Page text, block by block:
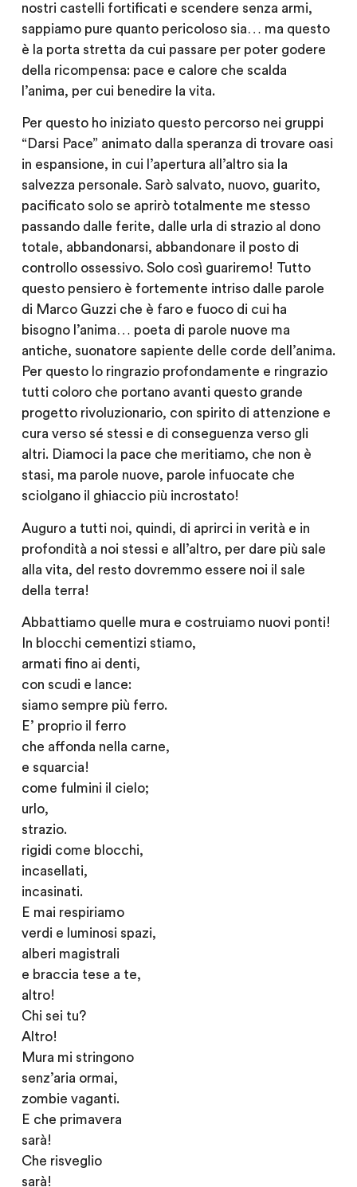
nostri castelli fortificati e scendere senza armi,
sappiamo pure quanto pericoloso sia… ma questo
è la porta stretta da cui passare per poter godere
della ricompensa: pace e calore che scalda
l’anima, per cui benedire la vita.
Per questo ho iniziato questo percorso nei gruppi
“Darsi Pace” animato dalla speranza di trovare oasi
in espansione, in cui l’apertura all’altro sia la
salvezza personale. Sarò salvato, nuovo, guarito,
pacificato solo se aprirò totalmente me stesso
passando dalle ferite, dalle urla di strazio al dono
totale, abbandonarsi, abbandonare il posto di
controllo ossessivo. Solo così guariremo! Tutto
questo pensiero è fortemente intriso dalle parole
di Marco Guzzi che è faro e fuoco di cui ha
bisogno l’anima… poeta di parole nuove ma
antiche, suonatore sapiente delle corde dell’anima.
Per questo lo ringrazio profondamente e ringrazio
tutti coloro che portano avanti questo grande
progetto rivoluzionario, con spirito di attenzione e
cura verso sé stessi e di conseguenza verso gli
altri. Diamoci la pace che meritiamo, che non è
stasi, ma parole nuove, parole infuocate che
sciolgano il ghiaccio più incrostato!
Auguro a tutti noi, quindi, di aprirci in verità e in
profondità a noi stessi e all’altro, per dare più sale
alla vita, del resto dovremmo essere noi il sale
della terra!
Abbattiamo quelle mura e costruiamo nuovi ponti!
In blocchi cementizi stiamo,
armati fino ai denti,
con scudi e lance:
siamo sempre più ferro.
E’ proprio il ferro
che affonda nella carne,
e squarcia!
come fulmini il cielo;
urlo,
strazio.
rigidi come blocchi,
incasellati,
incasinati.
E mai respiriamo
verdi e luminosi spazi,
alberi magistrali
e braccia tese a te,
altro!
Chi sei tu?
Altro!
Mura mi stringono
senz’aria ormai,
zombie vaganti.
E che primavera
sarà!
Che risveglio
sarà!